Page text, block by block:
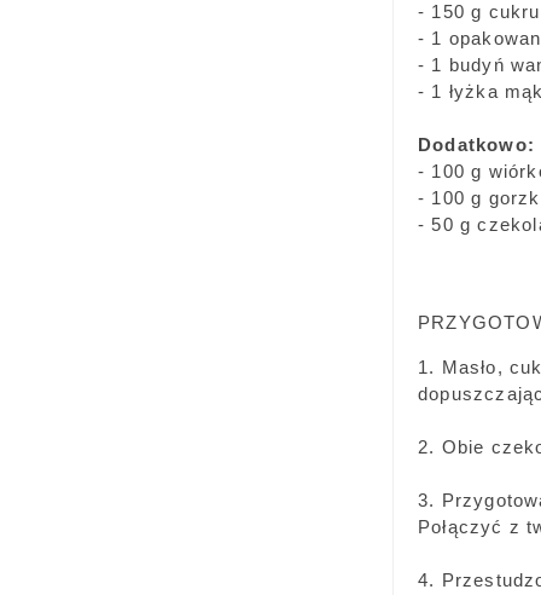
- 150 g cukru
- 1
- 1 budyń
- 1 łyżka
Dodatkowo:
- 100 g
- 100 g
- 50 g
1. Masło,
2. Obie
3.
Połączyć z
4.